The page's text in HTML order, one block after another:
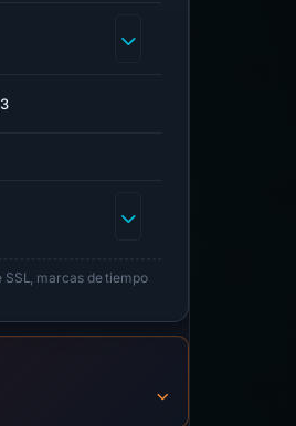
SSL, marcas de tiempo